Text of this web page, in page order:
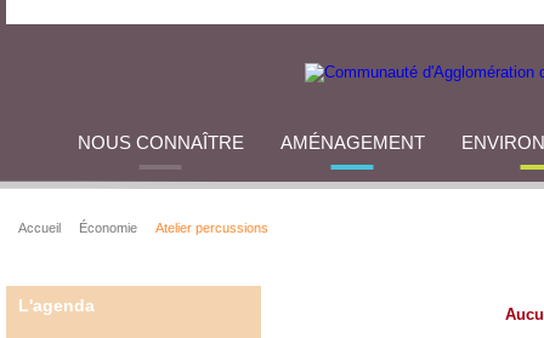
NOUS CONNAÎTRE AMÉNAGEMENT
Accueil Économie Atelier percussions
L'agenda